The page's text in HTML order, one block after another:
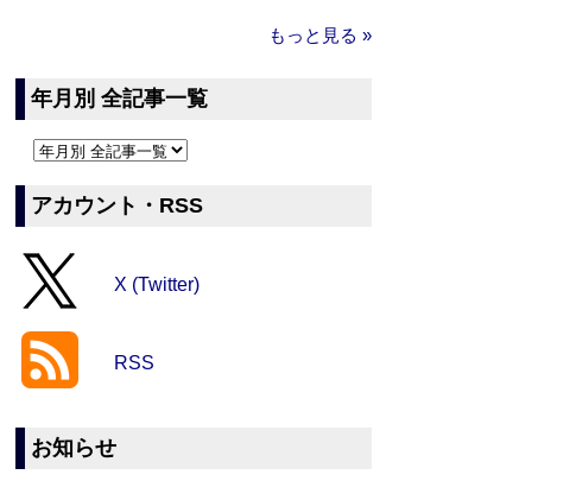
もっと見る »
年月別 全記事一覧
アカウント・RSS
X (Twitter)
RSS
お知らせ